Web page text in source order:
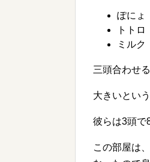
ぽにょ
トト
ミルク
三頭合わせ
大きいとい
彼らは3頭で
この部屋は